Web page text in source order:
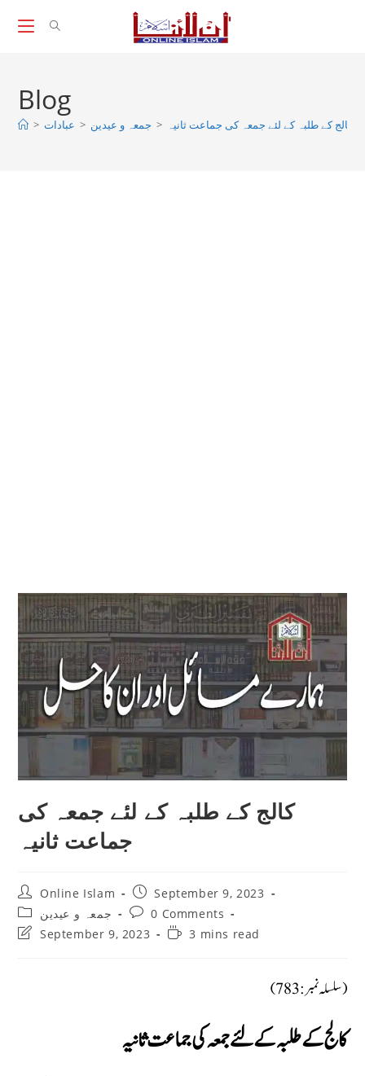
Blog
> عبادات > جمعہ و عیدین > کالج کے طلبہ کے لئے جمعہ کی جماعت ثانیہ
کالج کے طلبہ کے لئے جمعہ کی
جماعت ثانیہ
Post
author:
Online Islam
Post
published:
September 9, 2023
Post
category:
جمعہ و عیدین
Post
comments:
0 Comments
PostSeptember 9, 2023
Reading3 mins read
(سلسلہ نمبر: 783)
کالج کے طلبہ کے لئے جمعہ کی جماعت ثانیہ